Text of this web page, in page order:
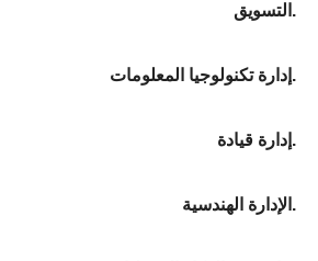
التسويق.
إدارة تكنولوجيا المعلومات.
إدارة قيادة.
الإدارة الهندسية.